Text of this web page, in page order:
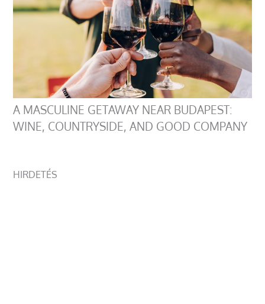
A MASCULINE GETAWAY NEAR BUDAPEST:
WINE, COUNTRYSIDE, AND GOOD COMPANY
HIRDETÉS